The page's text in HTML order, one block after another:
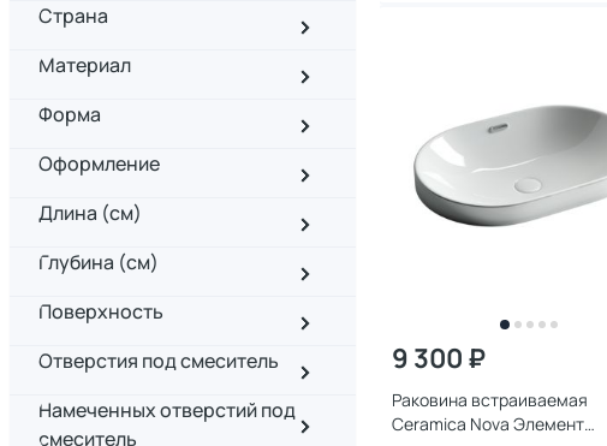
Страна
Материал
Форма
Оформление
Длина (см)
Глубина (см)
Поверхность
Отверстия под смеситель
Намеченных отверстий под
смеситель
9 300 ₽
Раковина встраиваемая
Ceramica Nova Элемент